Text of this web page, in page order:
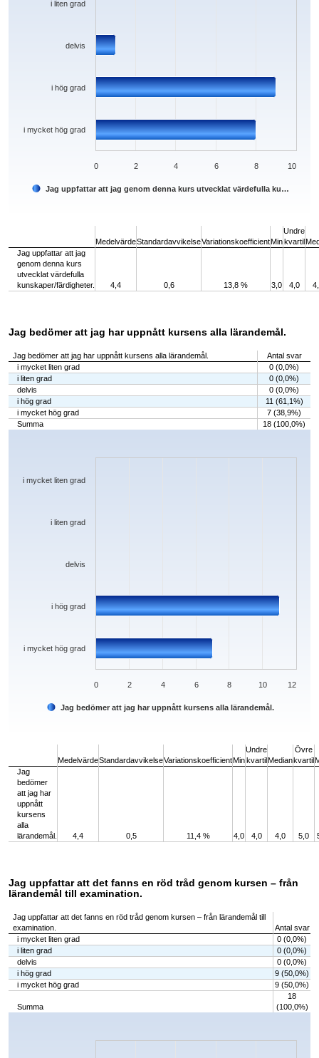
Jag uppfattar att jag genom denna kurs utvecklat värdefulla ku…
i mycket hög grad
i hög grad
delvis
i liten grad
0 2 4 6 8 10
MedelvärdeStandardavvikelseVariationskoefficientMin
Undre
kvartil
Jag uppfattar att jag
genom denna kurs
utvecklat värdefulla
kunskaper/färdigheter.
4,4 0,6 13,8 % 3,0 4,0
Jag bedömer att jag har uppnått kursens alla lärandemål.
Jag bedömer att jag har uppnått kursens alla lärandemål.
Antal svar
i mycket liten grad
0 (0,0%)
i liten grad
0 (0,0%)
delvis
0 (0,0%)
i hög grad
11 (61,1%)
i mycket hög grad
7 (38,9%)
Summa
18 (100,0%)
Chart
The chart has 1 X axis displaying categories.
Jag bedömer att jag har uppnått kursens alla lärandemål.
i mycket hög grad
i hög grad
delvis
i liten grad
i mycket liten grad
0 2 4 6 8 10 12
MedelvärdeStandardavvikelseVariationskoefficientMin
Undre
kvartilMedian
Övre
kvartil
Jag
bedömer
att jag har
uppnått
kursens
alla
lärandemål.
4,4 0,5 11,4 % 4,0 4,0 4,0 5,0
Jag uppfattar att det fanns en röd tråd genom kursen – från
lärandemål till examination.
Jag uppfattar att det fanns en röd tråd genom kursen – från lärandemål till
examination.
Antal svar
i mycket liten grad
0 (0,0%)
i liten grad
0 (0,0%)
delvis
0 (0,0%)
i hög grad
9 (50,0%)
i mycket hög grad
9 (50,0%)
Summa
18
(100,0%)
Chart
The chart has 1 X axis displaying categories.